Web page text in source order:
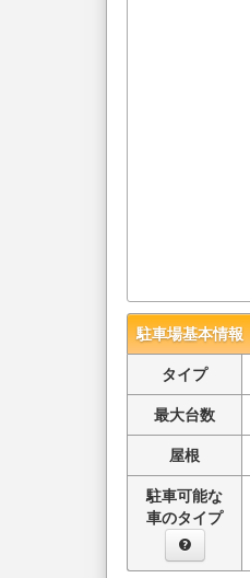
駐車場基本情報
タイプ
最大台数
屋根
駐車可能な
車のタイプ